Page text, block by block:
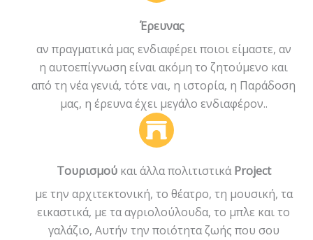
Έρευνας
αν πραγματικά μας ενδιαφέρει ποιοι είμαστε, αν
η αυτοεπίγνωση είναι ακόμη το ζητούμενο και
από τη νέα γενιά, τότε ναι, η ιστορία, η Παράδοση
μας, η έρευνα έχει μεγάλο ενδιαφέρον..
Τουρισμούκαι άλλα πολιτιστικάProject
με την αρχιτεκτονική, το θέατρο, τη μουσική, τα
εικαστικά, με τα αγριολούλουδα, το μπλε και το
γαλάζιο, Αυτήν την ποιότητα ζωής που σου